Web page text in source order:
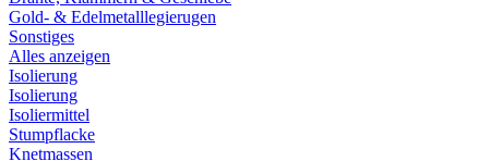
Gold- & Edelmetalllegierugen
Sonstiges
Alles anzeigen
Isolierung
Isolierung
Isoliermittel
Stumpflacke
Knetmassen